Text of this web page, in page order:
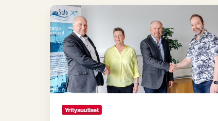
Presto
ostaa
Cargo
Safe
Oy:n: Suomen
vahvin
toimija
vaarallisten
aineiden
hallintaan
Yritysuutiset